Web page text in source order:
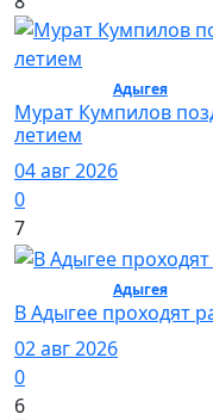
Адыгея/
Мурат Кумпилов
летием
04 авг 2026
0
7
Адыгея/
В Адыгее проходят
02 авг 2026
0
6